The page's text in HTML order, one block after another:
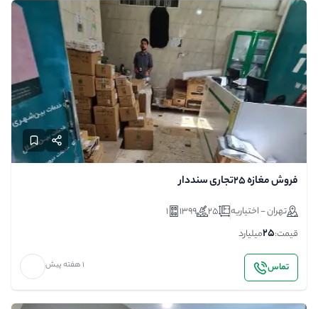
فروش مغازه ۲۵تجاری سنددار
تهران - اختیاریه 25
1399
1
قیمت:25میلیارد
تماس 1 هفته پیش